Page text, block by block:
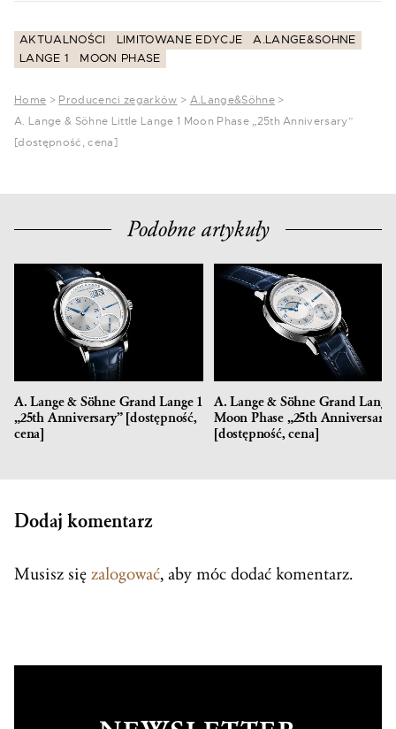
AKTUALNOŚCI LIMITOWANE EDYCJE
A.LANGE&SOHNE
LANGE 1
MOON PHASE
Home > Producenci zegarków > A.Lange&Söhne>
A. Lange & Söhne Little Lange 1 Moon Phase „25th Anniversary”
[dostępność, cena]
Podobne artykuły
A. Lange & Söhne Grand Lange 1
„25th Anniversary” [dostępność,
cena]
A. Lange & Söhne Grand Lange
Moon Phase „25th Anniversary”
[dostępność, cena]
Dodaj komentarz
Musisz się zalogować, aby móc dodać komentarz.